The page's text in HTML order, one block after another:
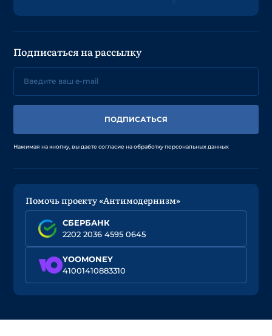
Подписаться на рассылку
ПОДПИСАТЬСЯ
Нажимая на кнопку, вы даете согласие на обработку персональных данных
Помочь проекту «Антимодернизм»
СБЕРБАНК
2202 2036 4595 0645
YOOMONEY
41001410883310